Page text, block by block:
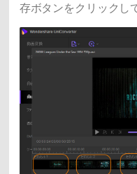
存ボタンをクリックし